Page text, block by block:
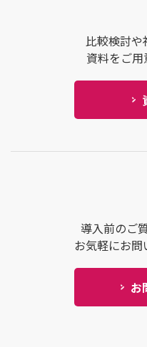
比較検討や
資料をご用
導入前のご
お気軽にお問
お